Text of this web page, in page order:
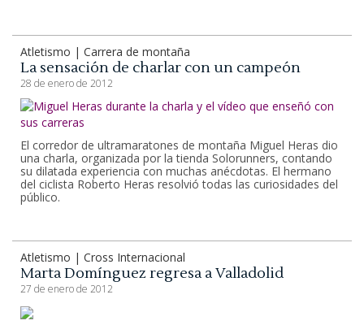
Atletismo | Carrera de montaña
La sensación de charlar con un campeón
28 de enero de 2012
El corredor de ultramaratones de montaña Miguel Heras dio
una charla, organizada por la tienda Solorunners, contando
su dilatada experiencia con muchas anécdotas. El hermano
del ciclista Roberto Heras resolvió todas las curiosidades del
público.
Atletismo | Cross Internacional
Marta Domínguez regresa a Valladolid
27 de enero de 2012